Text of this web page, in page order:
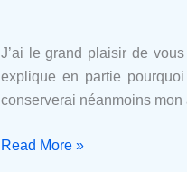
J’ai le grand plaisir de
explique en partie
conserverai néanmoins
à
l’Université
de
Read More »